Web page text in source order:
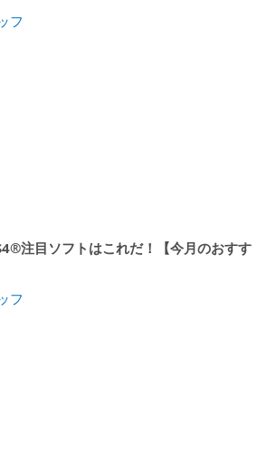
フ
注目ソフトはこれだ！【今月のおすす
フ